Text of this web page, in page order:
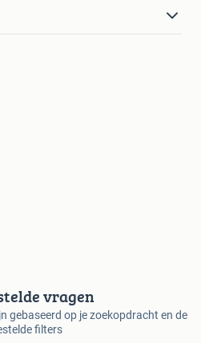
vragen
gebaseerd op je zoekopdracht en de
filters